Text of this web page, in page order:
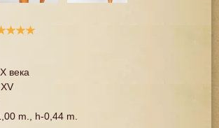
★★★
векa
m., h-0,44 m.